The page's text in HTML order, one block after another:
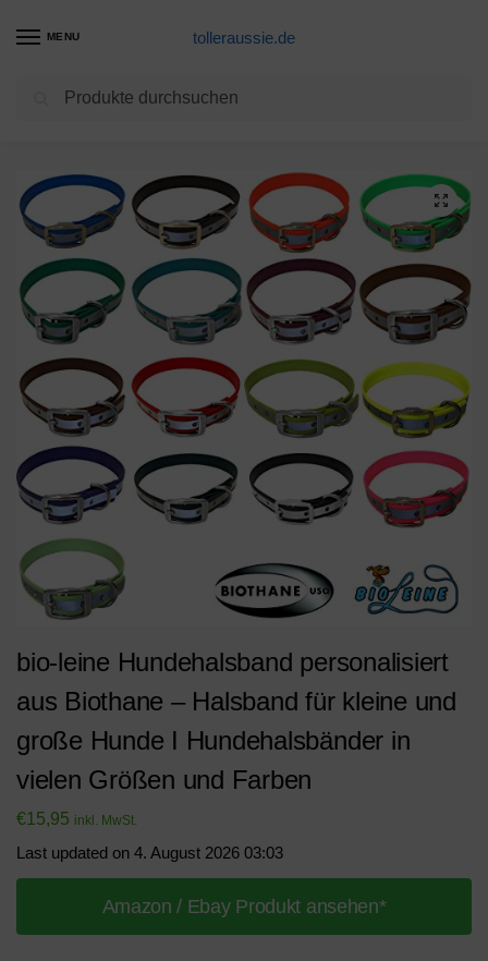
MENU tolleraussie.de
Hunde Zubehör Produkte / bio-leine Hundehalsband personalisiert aus Biothane – Halsband für kleine und große Hunde I Hundehalsbänder in vielen Größen und Farben
bio-leine Hundehalsband personalisiert
aus Biothane – Halsband für kleine und
große Hunde I Hundehalsbänder in
vielen Größen und Farben
€15,95 inkl. MwSt.
Last updated on 4. August 2026 03:03
Amazon / Ebay Produkt ansehen*